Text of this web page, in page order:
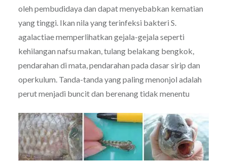
oleh pembudidaya dan dapat menyebabkan kematian
yang tinggi. Ikan nila yang terinfeksi bakteri S.
agalactiae memperlihatkan gejala-gejala seperti
kehilangan nafsu makan, tulang belakang bengkok,
pendarahan di mata, pendarahan pada dasar sirip dan
operkulum. Tanda-tanda yang paling menonjol adalah
perut menjadi buncit dan berenang tidak menentu